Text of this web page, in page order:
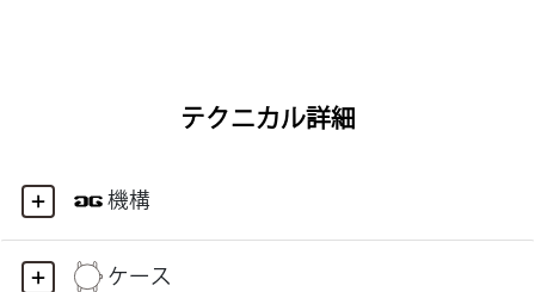
テクニカル詳細
機構
ケース